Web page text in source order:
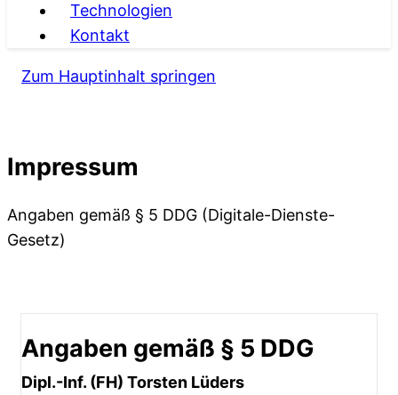
Technologien
Kontakt
Zum Hauptinhalt springen
Impressum
Angaben gemäß § 5 DDG (Digitale-Dienste-
Gesetz)
Angaben gemäß § 5 DDG
Dipl.-Inf. (FH) Torsten Lüders